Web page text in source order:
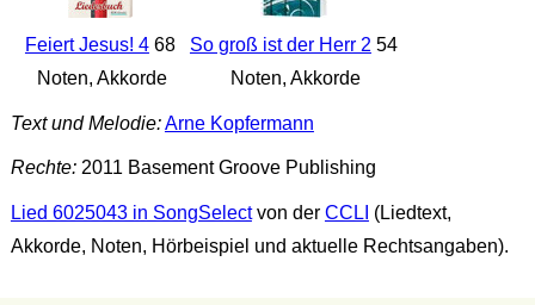
Feiert Jesus! 468
Noten, Akkorde
So groß ist der Herr 2 54
Noten, Akkorde
Text und Melodie:Arne Kopfermann
Rechte:2011 Basement Groove Publishing
Lied 6025043 in SongSelectvon der CCLI (Liedtext,
Akkorde, Noten, Hörbeispiel und aktuelle Rechtsangaben).